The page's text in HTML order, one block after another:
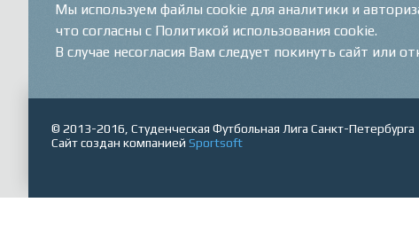
© 2013-2016, Студенческая Футбольная Лига Санкт-Петербурга
Сайт создан компанией Sportsoft
Мы используем файлы cookie для аналитики и
что согласны с Политикой использования cookie.
В случае несогласия Вам следует покинуть сайт или